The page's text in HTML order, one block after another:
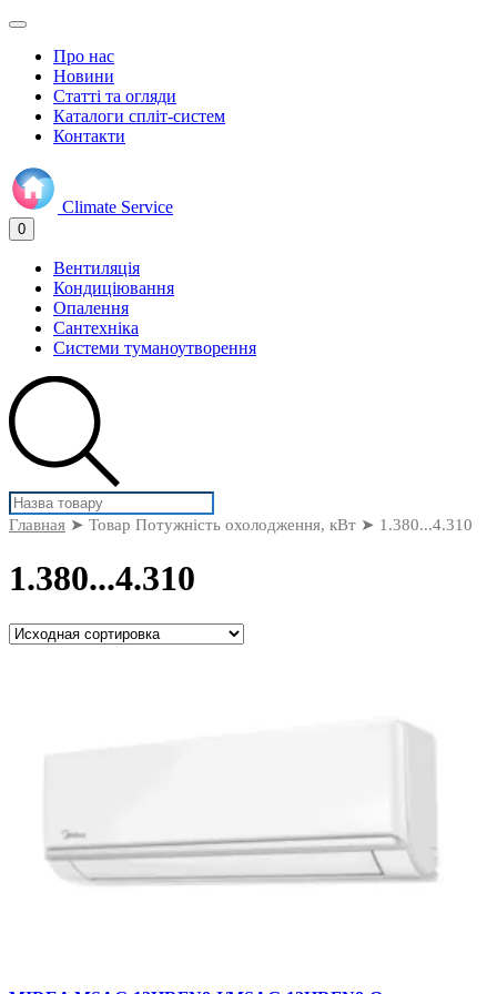
Про нас
Новини
Статті та огляди
Каталоги спліт-систем
Контакти
Climate Service
0
Вентиляція
Кондиціювання
Опалення
Сантехніка
Системи туманоутворення
Поиск
товаров
Главная ➤ Товар Потужність охолодження, кВт ➤ 1.380...4.310
1.380...4.310